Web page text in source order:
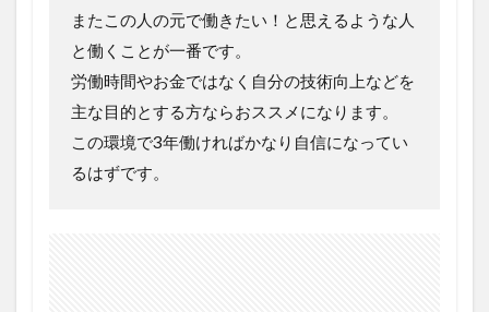
またこの人の元で働きたい！と思えるような人
と働くことが一番です。
労働時間やお金ではなく自分の技術向上などを
主な目的とする方ならおススメになります。
この環境で3年働ければかなり自信になってい
るはずです。